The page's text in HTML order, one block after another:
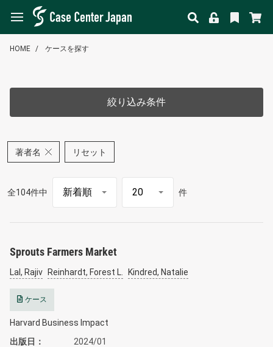
HOME ケースを探す
著者名 リセット
全104件中 件
Sprouts Farmers Market
Lal, Rajiv Reinhardt, Forest L. Kindred, Natalie
ケース
Harvard Business Impact
出版日
2024/01
絞り込み条件